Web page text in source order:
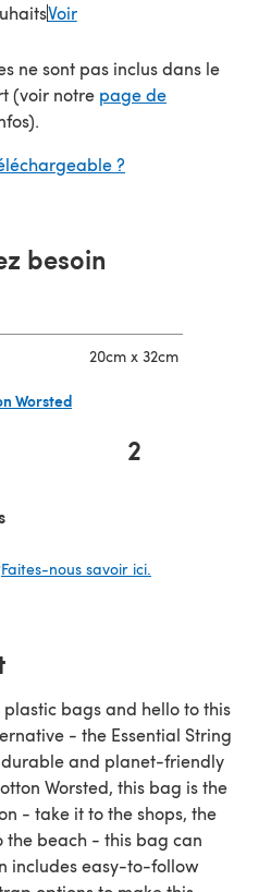
Voir
ne sont pas inclus dans le
(voir notre page de
nouvel onglet)
?
besoin
20cm x 32cm
Worsted
2
Faites-nous savoir ici.
bags and hello to this
- the Essential String
and planet-friendly
Worsted, this bag is the
- take it to the shops, the
the beach - this bag can
includes easy-to-follow